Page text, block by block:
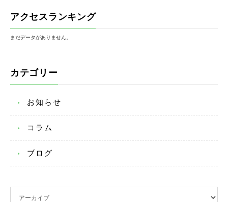
アクセスランキング
まだデータがありません。
カテゴリー
お知らせ
コラム
ブログ